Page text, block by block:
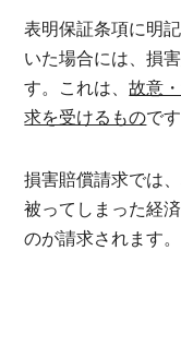
表明保証条項に明
いた場合には、損
す。これは、故意
求を受けるものです
損害賠償請求では
被ってしまった経
のが請求されます。